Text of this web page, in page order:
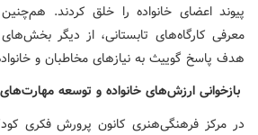
پیوند اعضای خانواده را خلق کردند.
معرفی کارگاه‌های تابستانی، از دیگر بخش‌های
هدف پاسخ گوییث به نیازهای مخاطبان و
بازخوانی ارزش‌های خانواده و توسعه
در مرکز فرهنگی‌هنری کانون پرورش فکری